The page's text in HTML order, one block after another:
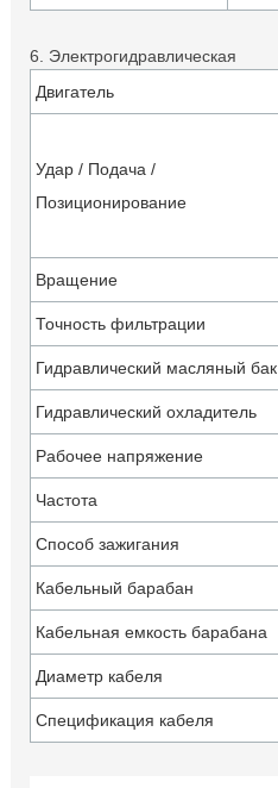
6. Электрогидравлическая
Двигатель
Удар / Подача /
Позиционирование
Вращение
Точность фильтрации
Гидравлический масляный бак
Гидравлический охладитель
Рабочее напряжение
Частота
Способ зажигания
Кабельный барабан
Кабельная емкость барабана
Диаметр кабеля
Спецификация кабеля